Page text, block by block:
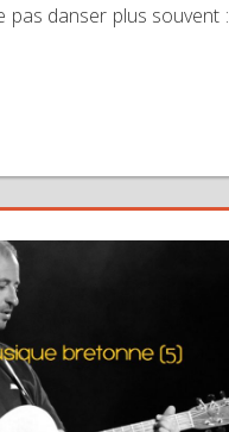
danser plus souvent :